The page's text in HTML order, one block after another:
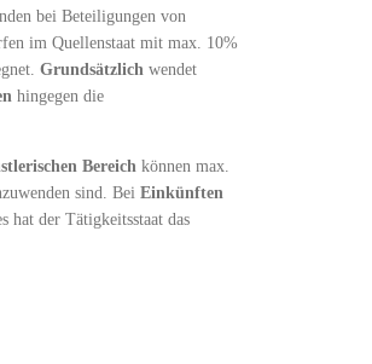
bei Beteiligungen von
im Quellenstaat mit max. 10%
Grundsätzlich wendet
hingegen die
Bereich können max.
sind. Bei Einkünften
hat der Tätigkeitsstaat das